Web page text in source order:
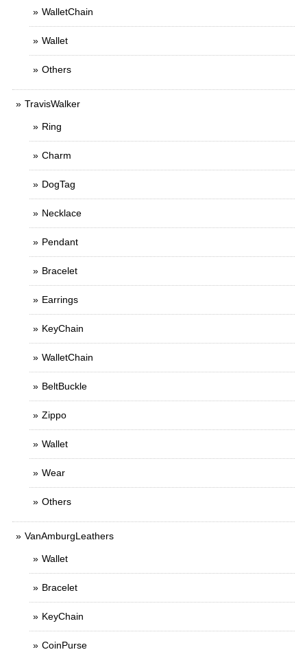
WalletChain
Wallet
Others
TravisWalker
Ring
Charm
DogTag
Necklace
Pendant
Bracelet
Earrings
KeyChain
WalletChain
BeltBuckle
Zippo
Wallet
Wear
Others
VanAmburgLeathers
Wallet
Bracelet
KeyChain
CoinPurse